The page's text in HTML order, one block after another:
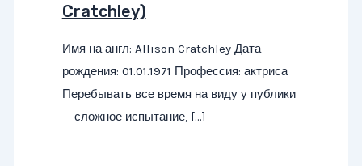
Cratchley)
Имя на англ: Allison Cratchley Дата
рождения: 01.01.1971 Профессия: актриса
Перебывать все время на виду у публики
— сложное испытание, […]